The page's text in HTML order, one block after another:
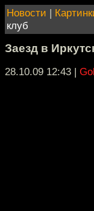
Новости |
клуб
Заезд в
28.10.09 12:43 |